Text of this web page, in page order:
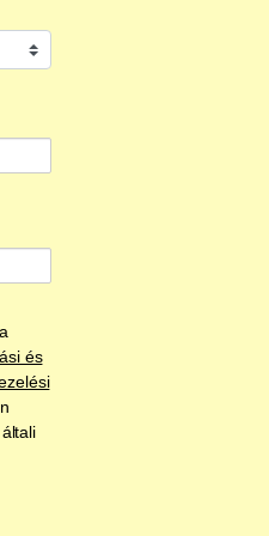
és